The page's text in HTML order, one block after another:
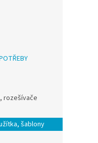
rozešívače
šablony